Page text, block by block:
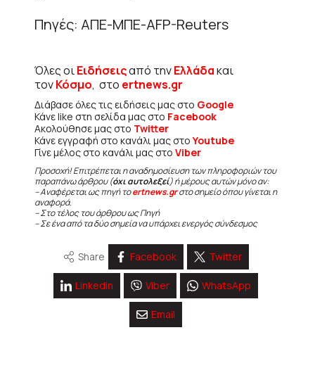
Πηγές: ΑΠΕ-ΜΠΕ-AFP-Reuters
Όλες οιΕιδήσειςαπό τηνΕλλάδακαι
τονΚόσμο, στο ertnews.gr
Διάβασε όλες τις ειδήσεις μας στο Google
Κάνε like στη σελίδα μας στο Facebook
Ακολούθησε μας στο Twitter
Κάνε εγγραφή στο κανάλι μας στοYoutube
Γίνε μέλος στο κανάλι μας στο Viber
Προσοχή! Επιτρέπεται η αναδημοσίευση των πληροφοριών του
παραπάνω άρθρου (όχι αυτολεξεί) ή μέρους αυτών μόνο αν:
– Αναφέρεται ως πηγή τοertnews.grστο σημείο όπου γίνεται η
αναφορά.
– Στο τέλος του άρθρου ως Πηγή
– Σε ένα από τα δύο σημεία να υπάρχει ενεργός σύνδεσμος
Share Facebook Twitter
Linkedin Viber WhatsApp
Email